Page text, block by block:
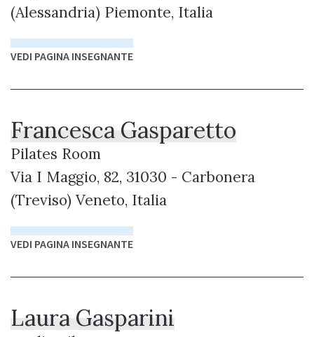
(Alessandria) Piemonte, Italia
VEDI PAGINA INSEGNANTE
Francesca Gasparetto
Pilates Room
Via I Maggio, 82, 31030 - Carbonera
(Treviso) Veneto, Italia
VEDI PAGINA INSEGNANTE
Laura Gasparini